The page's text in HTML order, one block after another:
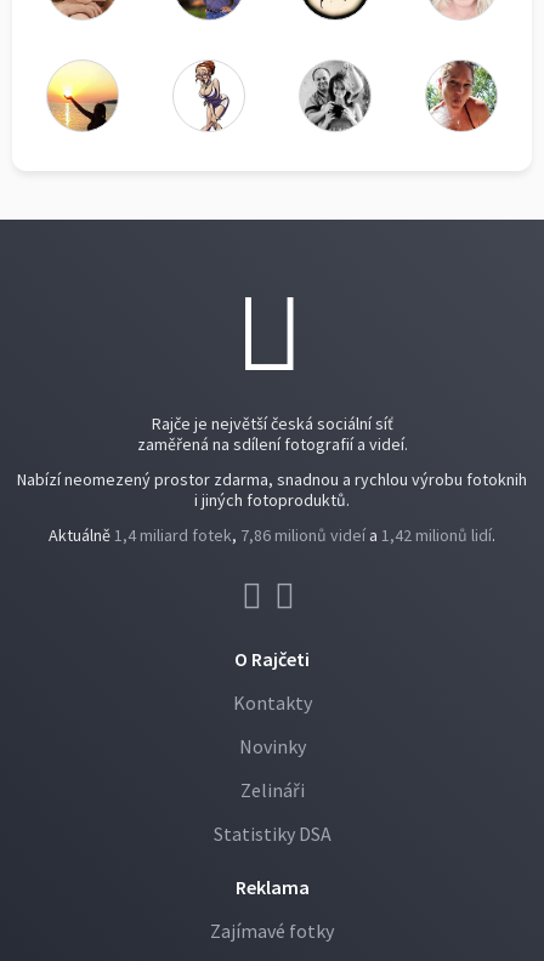
Rajče je největší česká sociální síť
zaměřená na sdílení fotografií a videí.
Nabízí neomezený prostor zdarma, snadnou a rychlou výrobu fotoknih
i jiných fotoproduktů.
Aktuálně1,4 miliard fotek, 7,86 milionů videí a 1,42 milionů lidí.
O Rajčeti
Kontakty
Novinky
Zelináři
Statistiky DSA
Reklama
Zajímavé fotky